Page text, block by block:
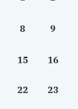
8 9
15 16
22 23